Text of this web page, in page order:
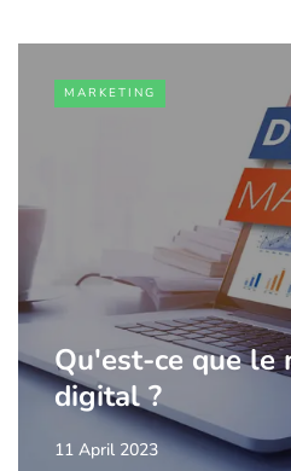
MARKETING
Qu'est-ce que le
digital ?
11 April 2023